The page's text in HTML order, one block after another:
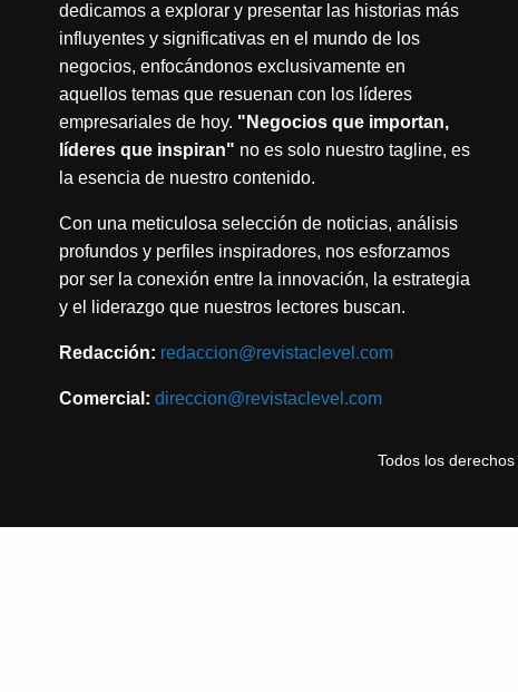
dedicamos a explorar y presentar las historias más
influyentes y significativas en el mundo de los
negocios, enfocándonos exclusivamente en
aquellos temas que resuenan con los líderes
empresariales de hoy. "Negocios que importan,
líderes que inspiran" no es solo nuestro tagline, es
la esencia de nuestro contenido.
Con una meticulosa selección de noticias, análisis
profundos y perfiles inspiradores, nos esforzamos
por ser la conexión entre la innovación, la estrategia
y el liderazgo que nuestros lectores buscan.
Redacción: redaccion@revistaclevel.com
Comercial: direccion@revistaclevel.com
Todos los